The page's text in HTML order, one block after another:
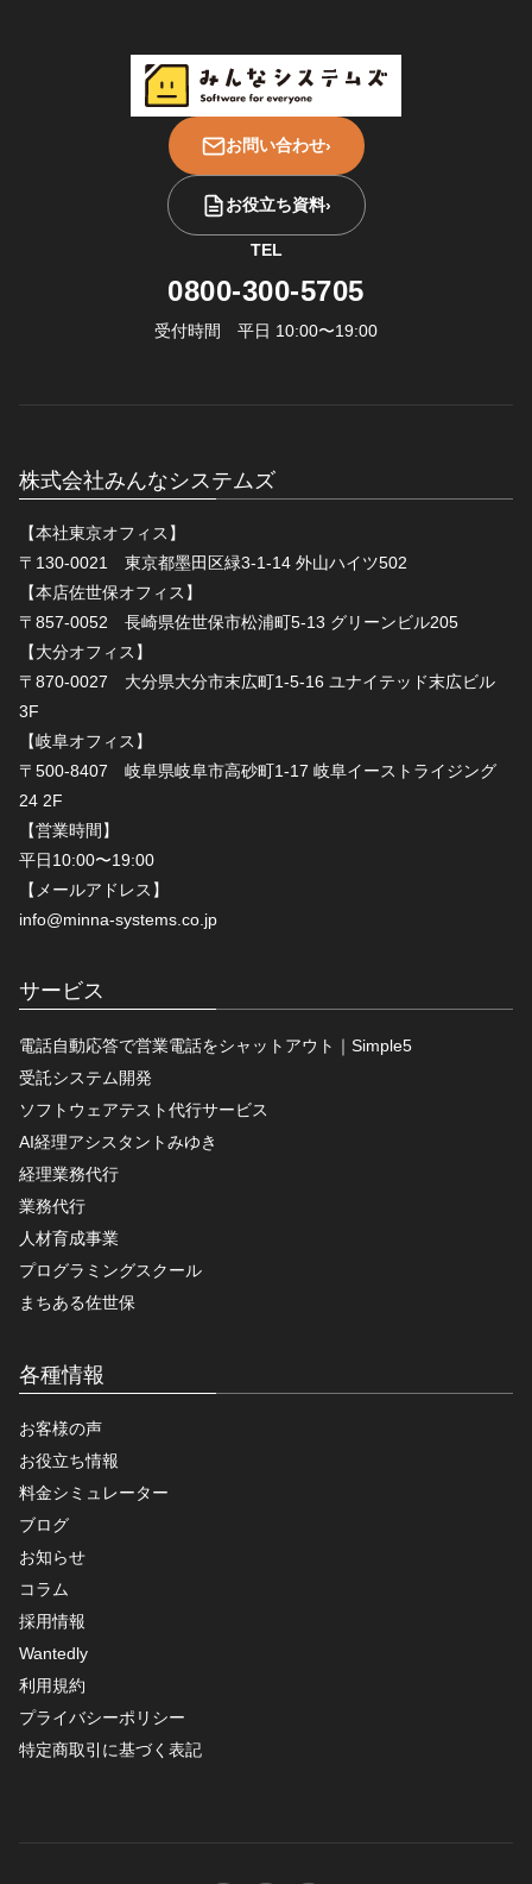
お問い合わせ›
お役立ち資料›
TEL
0800-300-5705
受付時間 平日 10:00〜19:00
株式会社みんなシステムズ
【本社東京オフィス】
〒130-0021 東京都墨田区緑3-1-14 外山ハイツ502
【本店佐世保オフィス】
〒857-0052 長崎県佐世保市松浦町5-13 グリーンビル205
【大分オフィス】
〒870-0027 大分県大分市末広町1-5-16 ユナイテッド末広ビル
3F
【岐阜オフィス】
〒500-8407 岐阜県岐阜市高砂町1-17 岐阜イーストライジング
24 2F
【営業時間】
平日10:00〜19:00
【メールアドレス】
info@minna-systems.co.jp
サービス
電話自動応答で営業電話をシャットアウト｜Simple5
受託システム開発
ソフトウェアテスト代行サービス
AI経理アシスタントみゆき
経理業務代行
業務代行
人材育成事業
プログラミングスクール
まちある佐世保
各種情報
お客様の声
お役立ち情報
料金シミュレーター
ブログ
お知らせ
コラム
採用情報
Wantedly
利用規約
プライバシーポリシー
特定商取引に基づく表記